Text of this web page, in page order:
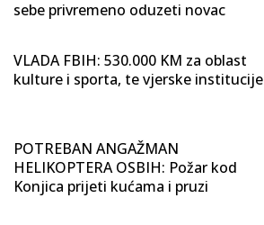
sebe privremeno oduzeti novac
VLADA FBIH: 530.000 KM za oblast
kulture i sporta, te vjerske institucije
POTREBAN ANGAŽMAN
HELIKOPTERA OSBIH: Požar kod
Konjica prijeti kućama i pruzi